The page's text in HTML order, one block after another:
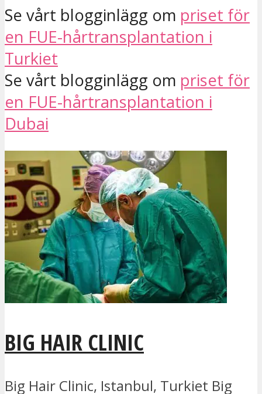
Se vårt blogginlägg om priset för
en FUE-hårtransplantation i
Turkiet
Se vårt blogginlägg om priset för
en FUE-hårtransplantation i
Dubai
BIG HAIR CLINIC
Big Hair Clinic, Istanbul, Turkiet Big